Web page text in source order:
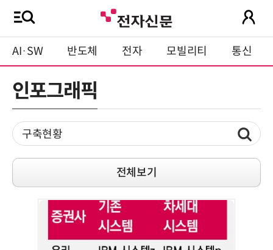
AI·SW 반도체 전자 모빌리티 통신
인포그래픽
전체보기